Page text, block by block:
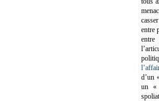
entre
d’un
un